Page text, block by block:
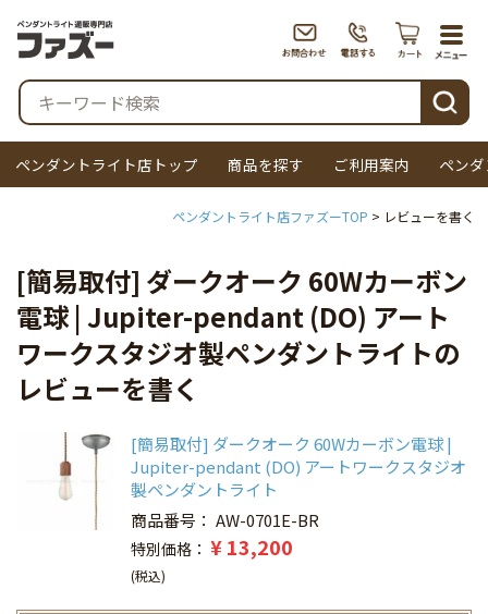
検索
ペンダントライト店トップ 商品を探す ご利用案内 ペン
ペンダントライト店ファズーTOP
[簡易取付] ダークオーク 60Wカーボン
電球 | Jupiter-pendant (DO) アート
ワークスタジオ製ペンダントライトの
レビューを書く
[簡易取付] ダークオーク 60Wカーボン電球 |
Jupiter-pendant (DO) アートワークスタジオ
製ペンダントライト
商品番号
AW-0701E-BR
特別価格 ¥13,200
税込